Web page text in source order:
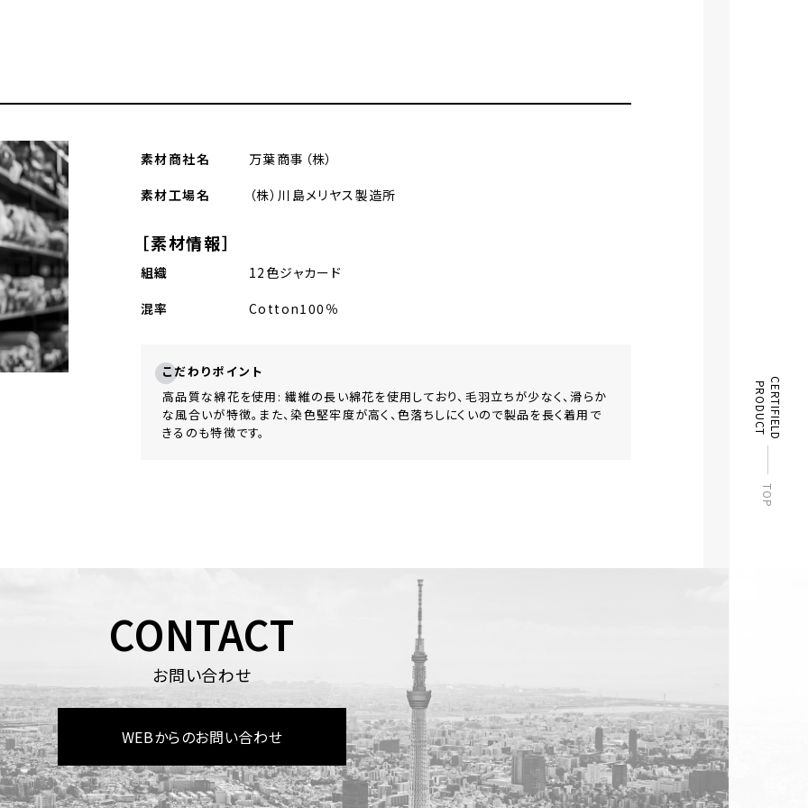
C
E
R
T
I
F
I
E
L
D
PR
O
D
U
C
T
TOP
素材商社名
万葉商事（株）
素材工場名
（株）川島メリヤス製造所
［素材情報］
組織
12⾊ジャカード
混率
Cotton100％
こだわりポイント
⾼品質な綿花を使⽤: 繊維の⻑い綿花を使⽤しており、⽑⽻⽴ちが少なく、滑らか
な⾵合いが特徴。また、染⾊堅牢度が⾼く、⾊落ちしにくいので製品を⻑く着⽤で
きるのも特徴です。
CONTACT
お問い合わせ
WEBからのお問い合わせ